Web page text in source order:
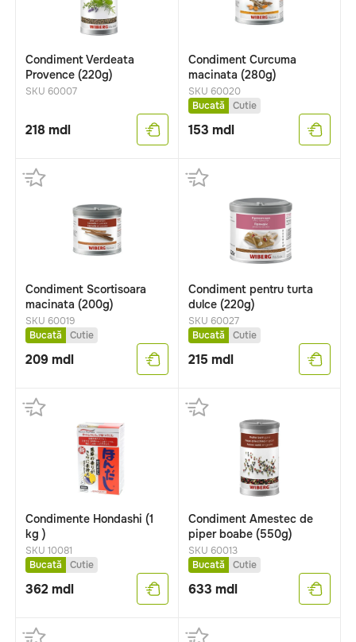
Condiment Verdeata
Provence (220g)
SKU 60007
218mdl
Condiment Curcuma
macinata (280g)
SKU 60020
Bucată
Cutie
153 mdl
Condiment Scortisoara
macinata (200g)
SKU 60019
Bucată
Cutie
209 mdl
Condiment pentru turta
dulce (220g)
SKU 60027
Bucată
Cutie
215 mdl
Condimente Hondashi (1
kg )
SKU 10081
Bucată
Cutie
362 mdl
Condiment Amestec de
piper boabe (550g)
SKU 60013
Bucată
Cutie
633 mdl